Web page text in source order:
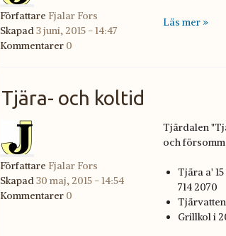
Författare Fjalar Fors
Skapad3 juni, 2015 - 14:47
Kommentarer 0
Läs mer »
Tjära- och koltid
Författare Fjalar Fors
Skapad30 maj, 2015 - 14:54
Kommentarer 0
Tjärdalen
och
Tjära a'
714 2070
Grillkol i